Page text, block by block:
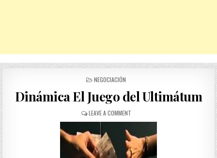
POSTED
NEGOCIACIÓN
Dinámica El Juego del Ultimátum
LEAVE A COMMENTON
DINÁMICA
JUEGO
DEL
ULTIMÁTUM